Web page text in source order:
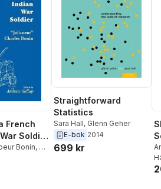
French
Soldier
Charles
Bonin, J -
Straightforward
Statistics
Sara Hall, Glenn Geher
E-bok 2014
699 kr